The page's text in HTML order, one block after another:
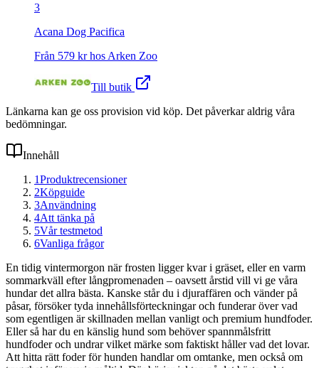
3
Acana Dog Pacifica
Från 579 kr hos Arken Zoo
Till butik
Länkarna kan ge oss provision vid köp. Det påverkar aldrig våra
bedömningar.
Innehåll
1Produktrecensioner
2Köpguide
3Användning
4Att tänka på
5Vår testmetod
6Vanliga frågor
En tidig vintermorgon när frosten ligger kvar i gräset, eller en varm
sommarkväll efter långpromenaden – oavsett årstid vill vi ge våra
hundar det allra bästa. Kanske står du i djuraffären och vänder på
påsar, försöker tyda innehållsförteckningar och funderar över vad
som egentligen är skillnaden mellan vanligt och premium hundfoder.
Eller så har du en känslig hund som behöver spannmålsfritt
hundfoder och undrar vilket märke som faktiskt håller vad det lovar.
Att hitta rätt foder för hunden handlar om omtanke, men också om